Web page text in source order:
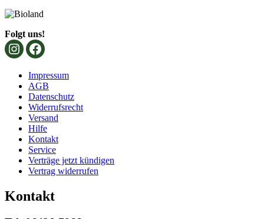
Folgt uns!
Impressum
AGB
Datenschutz
Widerrufsrecht
Versand
Hilfe
Kontakt
Service
Verträge jetzt kündigen
Vertrag widerrufen
Kontakt